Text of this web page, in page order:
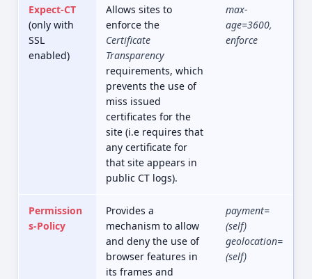
Expect-CT
(only with
SSL
enabled)
Allows sites to
enforce the
Certificate
Transparency
requirements, which
prevents the use of
miss issued
certificates for the
site (i.e requires that
any certificate for
that site appears in
public CT logs).
max-
age=3600,
enforce
Permission
s-Policy
Provides a
mechanism to allow
and deny the use of
browser features in
its frames and
payment=
(self)
geolocation=
(self)